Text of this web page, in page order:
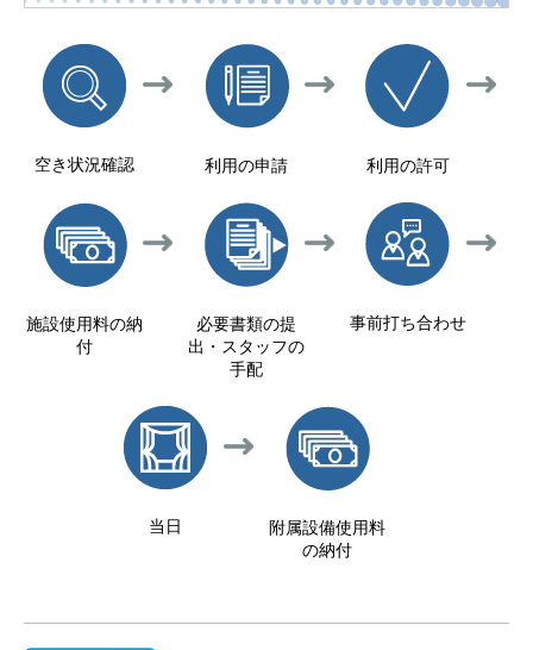
空き状況確認 利用の申請 利用の許可
施設使用料の納
付
必要書類の提
出・スタッフの
手配
事前打ち合わせ
当日
附属設備使用料
の納付